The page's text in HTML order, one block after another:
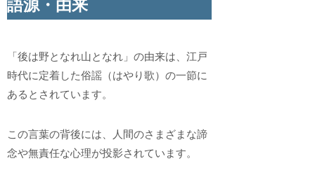
語源・由来
「後は野となれ山となれ」の由来は、江戸
時代に定着した俗謡（はやり歌）の一節に
あるとされています。
この言葉の背後には、人間のさまざまな諦
念や無責任な心理が投影されています。